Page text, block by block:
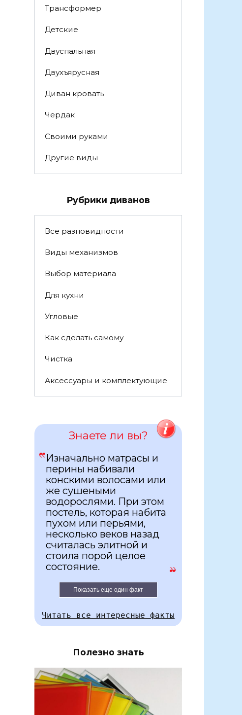
Трансформер
Детские
Двуспальная
Двухъярусная
Диван кровать
Чердак
Своими руками
Другие виды
Рубрики диванов
Все разновидности
Виды механизмов
Выбор материала
Для кухни
Угловые
Как сделать самому
Чистка
Аксессуары и комплектующие
Знаете ли вы?
Изначально матрасы и
перины набивали
конскими волосами или
же сушеными
водорослями. При этом
постель, которая набита
пухом или перьями,
несколько веков назад
считалась элитной и
стоила порой целое
состояние.
Показать еще один факт
Читать все интересные факты
Полезно знать